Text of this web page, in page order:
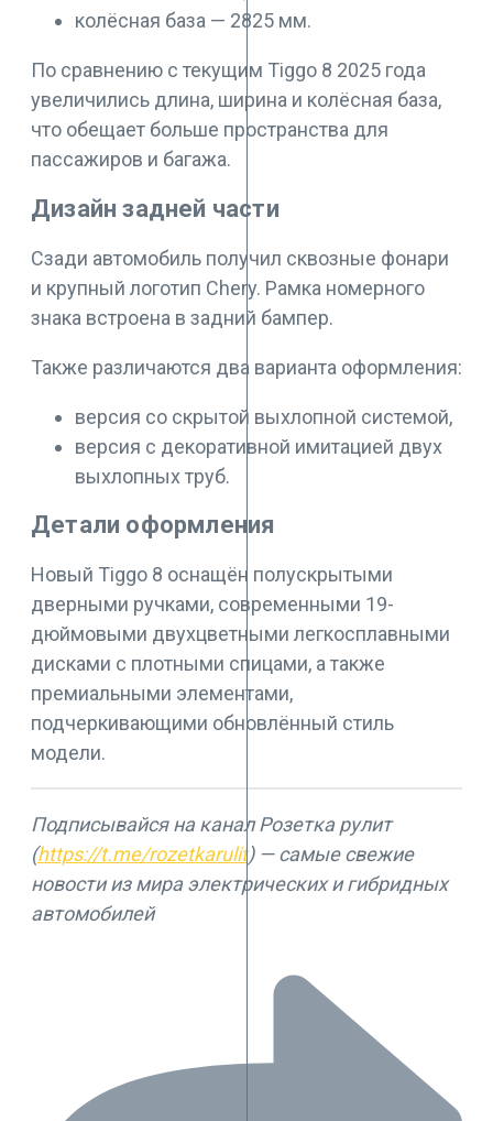
колёсная база — 2825 мм.
По сравнению с текущим Tiggo 8 2025 года
увеличились длина, ширина и колёсная база,
что обещает больше пространства для
пассажиров и багажа.
Дизайн задней части
Сзади автомобиль получил сквозные фонари
и крупный логотип Chery. Рамка номерного
знака встроена в задний бампер.
Также различаются два варианта оформления:
версия со скрытой выхлопной системой,
версия с декоративной имитацией двух
выхлопных труб.
Детали оформления
Новый Tiggo 8 оснащён полускрытыми
дверными ручками, современными 19-
дюймовыми двухцветными легкосплавными
дисками с плотными спицами, а также
премиальными элементами,
подчеркивающими обновлённый стиль
модели.
Подписывайся на канал Розетка рулит
(https://t.me/rozetkarulit) — самые свежие
новости из мира электрических и гибридных
автомобилей